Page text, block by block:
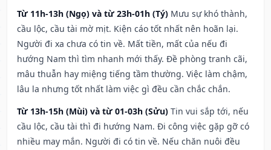
Từ 11h-13h (Ngọ) và từ 23h-01h (Tý) Mưu sự khó thành,
cầu lộc, cầu tài mờ mịt. Kiện cáo tốt nhất nên hoãn lại.
Người đi xa chưa có tin về. Mất tiền, mất của nếu đi
hướng Nam thì tìm nhanh mới thấy. Đề phòng tranh cãi,
mâu thuẫn hay miệng tiếng tầm thường. Việc làm chậm,
lâu la nhưng tốt nhất làm việc gì đều cần chắc chắn.
Từ 13h-15h (Mùi) và từ 01-03h (Sửu) Tin vui sắp tới, nếu
cầu lộc, cầu tài thì đi hướng Nam. Đi công việc gặp gỡ có
nhiều may mắn. Người đi có tin về. Nếu chăn nuôi đều